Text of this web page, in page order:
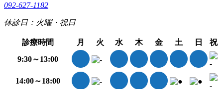
092-627-1182
休診日：火曜・祝日
診療時間 月 火 水 木 金 土 日
祝
9:30～13:00
14:00～18:00